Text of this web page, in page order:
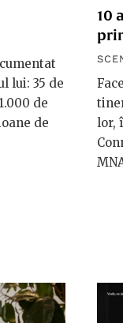
lui: 35 de
de
de
10
lor,